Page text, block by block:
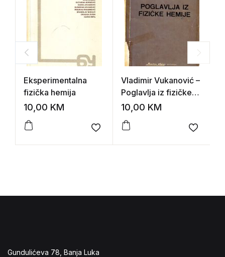
Eksperimentalna
fizička hemija
10,00 KM
Add to wishlist
Vladimir Vukanović –
Poglavlja iz fizičke
hemije
10,00 KM
Add to
Gundulićeva 78, Banja Luka